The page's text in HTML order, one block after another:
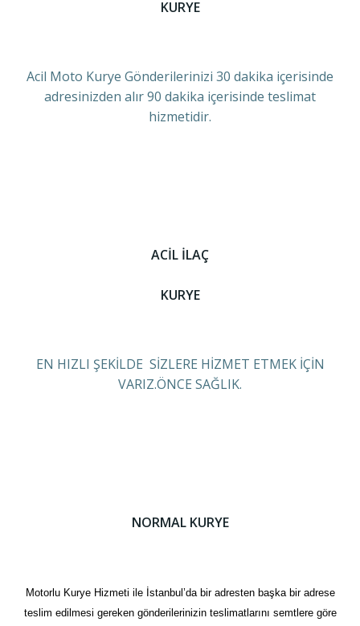
KURYE
Acil Moto Kurye Gönderilerinizi 30 dakika içerisinde
adresinizden alır 90 dakika içerisinde teslimat
hizmetidir.
ACİL İLAÇ
KURYE
EN HIZLI ŞEKİLDE SİZLERE HİZMET ETMEK İÇİN
VARIZ.ÖNCE SAĞLIK.
NORMAL KURYE
Motorlu Kurye Hizmeti ile İstanbul’da bir adresten başka bir adrese
teslim edilmesi gereken gönderilerinizin teslimatlarını semtlere göre